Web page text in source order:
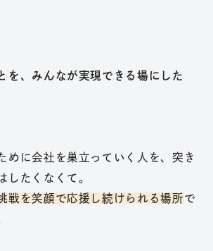
、みんなが実現できる場にした
めに会社を巣立っていく人を、突き
したくなくて。
戦を笑顔で応援し続けられる場所で